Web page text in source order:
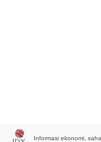
Informasi ekonomi,